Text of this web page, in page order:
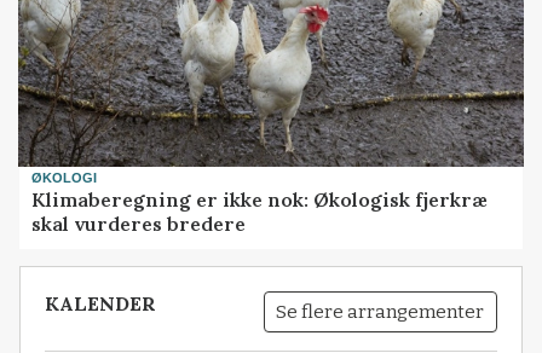
ØKOLOGI
Klimaberegning er ikke nok: Økologisk fjerkræ
skal vurderes bredere
KALENDER Se flere arrangementer